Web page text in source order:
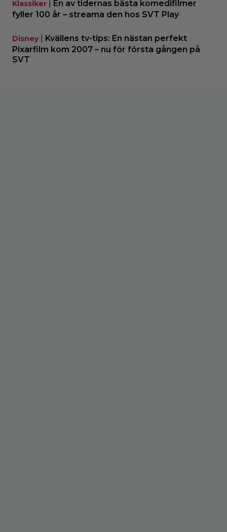
Klassiker
En av tidernas bästa komedifilmer
fyller 100 år – streama den hos SVT Play
Disney| Kvällens tv-tips: En nästan perfekt
Pixarfilm kom 2007 – nu för första gången på
SVT